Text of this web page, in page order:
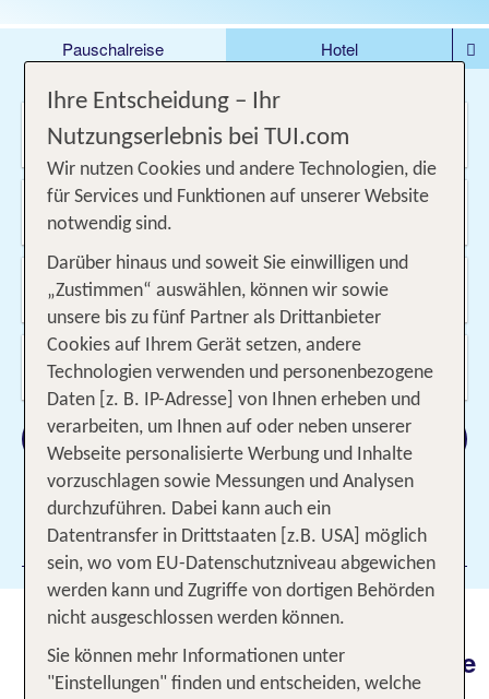
Pauschalreise
Hotel
DEALS
Flug Ferienhaus
Kreuzfahrten
Rundreisen Ausflüge
Privattransfer
Zusatzleistungen
Wo soll es hin gehen?
Von wo?
Beliebig
Wann & wie lange?
07.09.2026 - 07.10.2026, 1 Woche
Wer reist mit?
2 Erwachsene
Suchen
Filter hinzufügen
Reise in das Land der Ylang-
Ylang-Blumen und der Flughunde
Ihre Entscheidung – Ihr
Nutzungserlebnis bei TUI.com
Wir nutzen Cookies und andere Technologien, die
für Services und Funktionen auf unserer Website
notwendig sind.
Darüber hinaus und soweit Sie einwilligen und
„Zustimmen“ auswählen, können wir sowie
unsere bis zu fünf Partner als Drittanbieter
Cookies auf Ihrem Gerät setzen, andere
Technologien verwenden und personenbezogene
Daten [z. B. IP-Adresse] von Ihnen erheben und
verarbeiten, um Ihnen auf oder neben unserer
Webseite personalisierte Werbung und Inhalte
vorzuschlagen sowie Messungen und Analysen
durchzuführen. Dabei kann auch ein
Datentransfer in Drittstaaten [z.B. USA] möglich
sein, wo vom EU-Datenschutzniveau abgewichen
werden kann und Zugriffe von dortigen Behörden
nicht ausgeschlossen werden können.
Sie können mehr Informationen unter
"Einstellungen" finden und entscheiden, welche